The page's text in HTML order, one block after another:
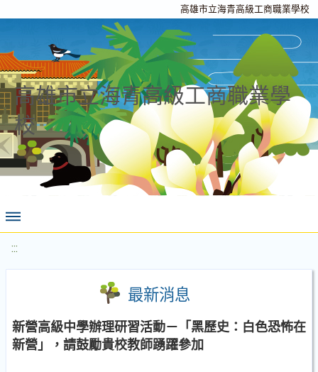
高雄市立海青高級工商職業學校
高雄市立海青高級工商職業學
校
:::
最新消息
新營高級中學辦理研習活動－「黑歷史：白色恐怖在
新營」，請鼓勵貴校教師踴躍參加